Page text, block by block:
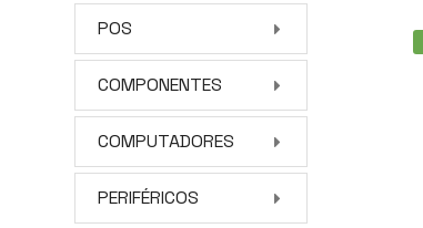
POS
COMPONENTES
COMPUTADORES
PERIFÉRICOS